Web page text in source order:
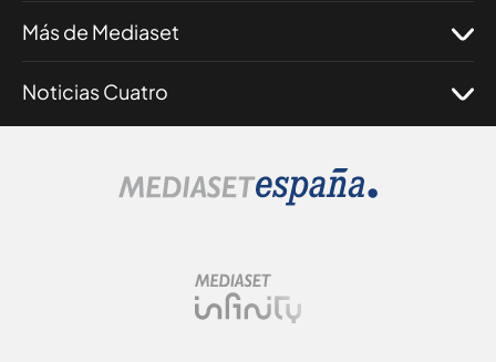
Más de Mediaset
Noticias Cuatro